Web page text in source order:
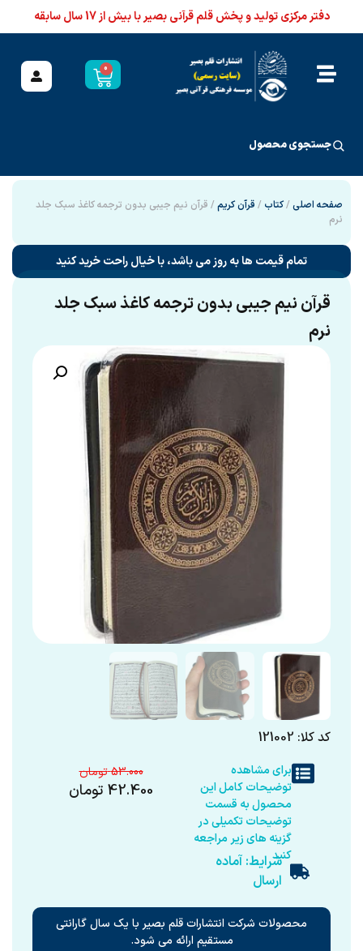
دفتر مرکزی تولید و پخش قلم قرآنی بصیر با بیش از 17 سال سابقه
0
جستجوی محصول
صفحه اصلی /کتاب / قرآن کریم / قرآن نیم جیبی بدون ترجمه کاغذ سبک جلد
نرم
تمام قیمت ها به روز می باشد، با خیال راحت خرید کنید
قرآن نیم جیبی بدون ترجمه کاغذ سبک جلد
نرم
کد کلا: 121002
برای مشاهده
توضیحات کامل این
محصول به قسمت
توضیحات تکمیلی در
گزینه های زیر مراجعه
کنیدشرایط: آماده
ارسال
53.000
42.400 تومان
محصولات شرکت انتشارات قلم بصیر با یک سال گارانتی
مستقیم ارائه می شود.